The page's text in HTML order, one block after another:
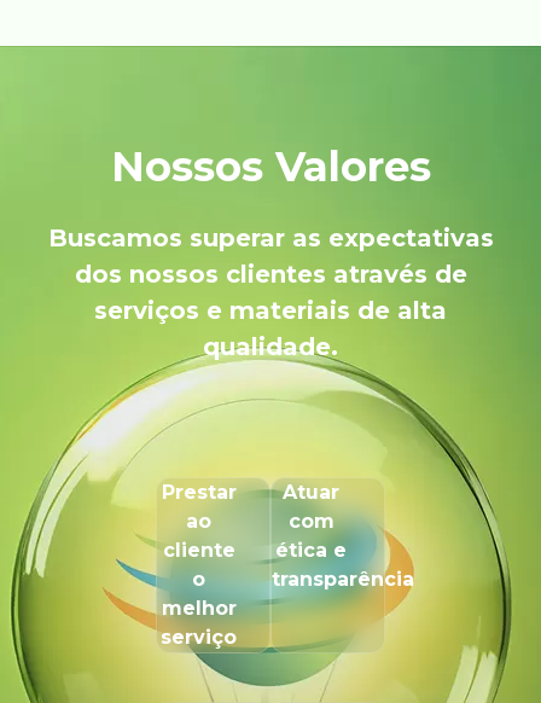
Nossos Valores
Buscamos superar as expectativas
dos nossos clientes através de
serviços e materiais de alta
qualidade.
Prestar
ao
cliente
o
melhor
serviço
Atuar
com
ética e
transparência